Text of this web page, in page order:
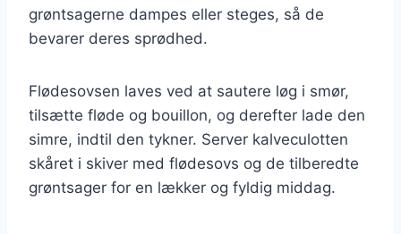
grøntsagerne dampes eller steges, så de
bevarer deres sprødhed.
Flødesovsen laves ved at sautere løg i smør,
tilsætte fløde og bouillon, og derefter lade den
simre, indtil den tykner. Server kalveculotten
skåret i skiver med flødesovs og de tilberedte
grøntsager for en lækker og fyldig middag.